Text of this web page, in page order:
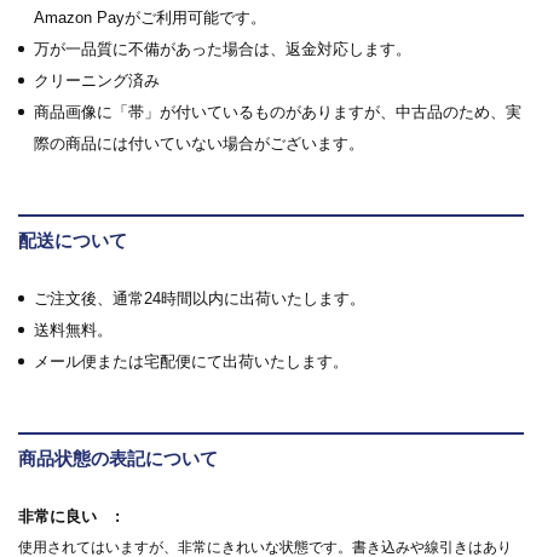
Amazon Payがご利用可能です。
万が一品質に不備があった場合は、返金対応します。
クリーニング済み
商品画像に「帯」が付いているものがありますが、中古品のため、実
際の商品には付いていない場合がございます。
配送について
ご注文後、通常24時間以内に出荷いたします。
送料無料。
メール便または宅配便にて出荷いたします。
商品状態の表記について
非常に良い
使用されてはいますが、非常にきれいな状態です。書き込みや線引きはあり